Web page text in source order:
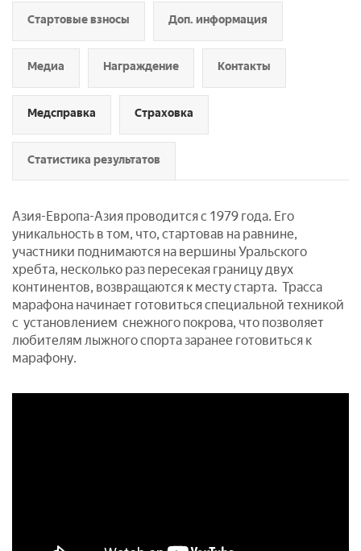
Стартовые взносы Доп. информация
Медиа Награждение Контакты
Медсправка Страховка
Статистика результатов
Азия-Европа-Азия проводится с 1979 года. Его
уникальность в том, что, стартовав на равнине,
участники поднимаются на вершины Уральского
хребта, несколько раз пересекая границу двух
континентов, возвращаются к месту старта. Трасса
марафона начинает готовиться специальной техникой
с установлением снежного покрова, что позволяет
любителям лыжного спорта заранее готовиться к
марафону.